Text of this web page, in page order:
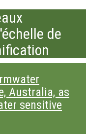
de
Australia, as
sensitive